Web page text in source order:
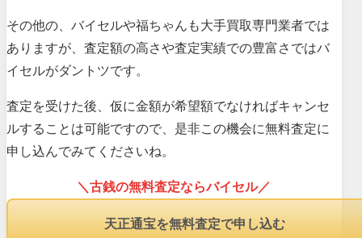
その他の、バイセルや福ちゃんも大手買取専門業者では
ありますが、査定額の高さや査定実績での豊富さではバ
イセルがダントツです。
査定を受けた後、仮に金額が希望額でなければキャンセ
ルすることは可能ですので、是非この機会に無料査定に
申し込んでみてくださいね。
＼古銭の無料査定ならバイセル／
天正通宝を無料査定で申し込む